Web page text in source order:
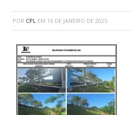
POR CPL EM 16 DE JANEIRO DE 2025